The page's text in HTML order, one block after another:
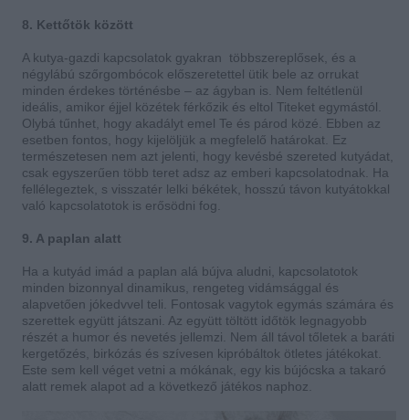
8. Kettőtök között
A kutya-gazdi kapcsolatok gyakran többszereplősek, és a
négylábú szőrgombócok előszeretettel ütik bele az orrukat
minden érdekes történésbe – az ágyban is. Nem feltétlenül
ideális, amikor éjjel közétek férkőzik és eltol Titeket egymástól.
Olybá tűnhet, hogy akadályt emel Te és párod közé. Ebben az
esetben fontos, hogy kijelöljük a megfelelő határokat. Ez
természetesen nem azt jelenti, hogy kevésbé szereted kutyádat,
csak egyszerűen több teret adsz az emberi kapcsolatodnak. Ha
fellélegeztek, s visszatér lelki békétek, hosszú távon kutyátokkal
való kapcsolatotok is erősödni fog.
9. A paplan alatt
Ha a kutyád imád a paplan alá bújva aludni, kapcsolatotok
minden bizonnyal dinamikus, rengeteg vidámsággal és
alapvetően jókedvvel teli. Fontosak vagytok egymás számára és
szerettek együtt játszani. Az együtt töltött időtök legnagyobb
részét a humor és nevetés jellemzi. Nem áll távol tőletek a baráti
kergetőzés, birkózás és szívesen kipróbáltok ötletes játékokat.
Este sem kell véget vetni a mókának, egy kis bújócska a takaró
alatt remek alapot ad a következő játékos naphoz.